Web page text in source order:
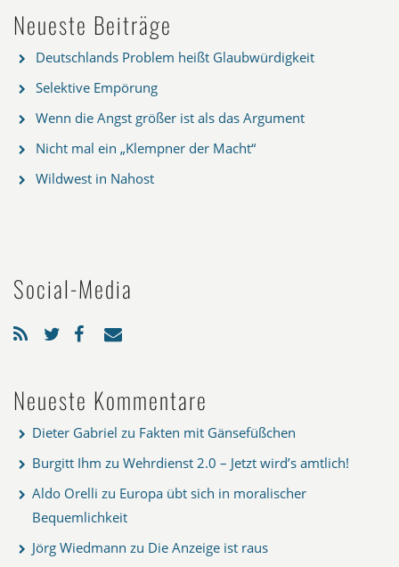
Neueste Beiträge
Deutschlands Problem heißt Glaubwürdigkeit
Selektive Empörung
Wenn die Angst größer ist als das Argument
Nicht mal ein „Klempner der Macht“
Wildwest in Nahost
Social-Media
Neueste Kommentare
Dieter Gabriel zu Fakten mit Gänsefüßchen
Burgitt Ihm zu Wehrdienst 2.0 – Jetzt wird’s amtlich!
Aldo Orelli zu Europa übt sich in moralischer
Bequemlichkeit
Jörg Wiedmann zu Die Anzeige ist raus